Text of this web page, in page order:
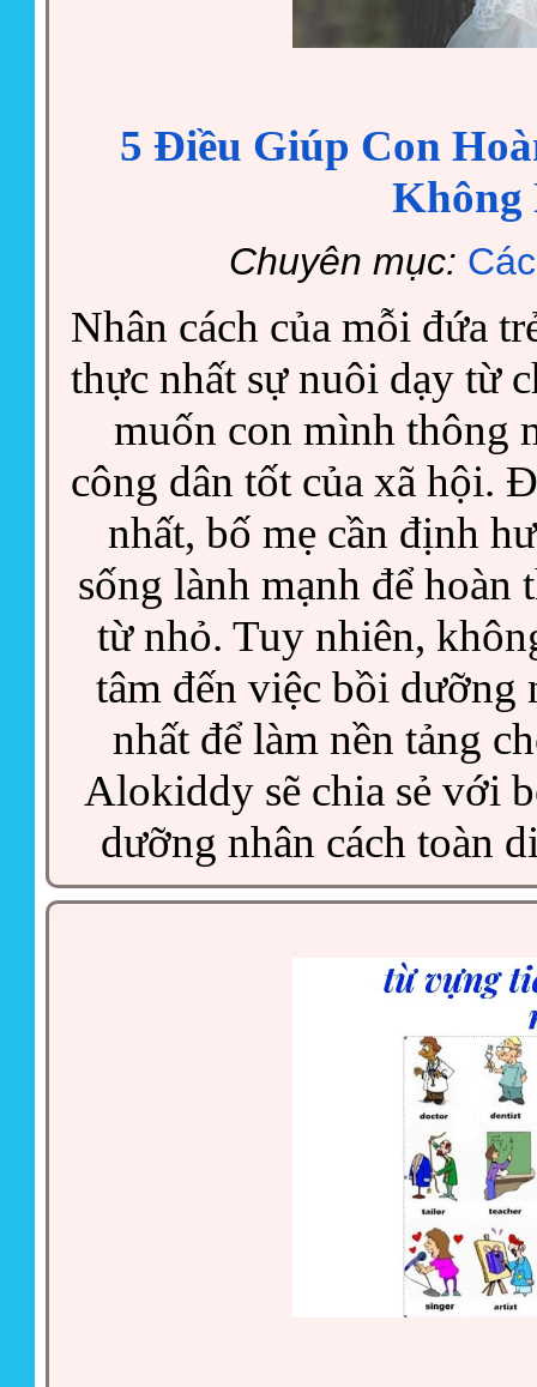
5 Điều Giúp Con
Không
Chuyên mục:
Nhân cách của mỗi đứa
thực nhất sự nuôi dạy từ
muốn con mình thông
công dân tốt của xã hội.
nhất, bố mẹ cần định
sống lành mạnh để hoàn
từ nhỏ. Tuy nhiên,
tâm đến việc bồi dưỡng
nhất để làm nền tảng
Alokiddy sẽ chia sẻ với
dưỡng nhân cách toàn